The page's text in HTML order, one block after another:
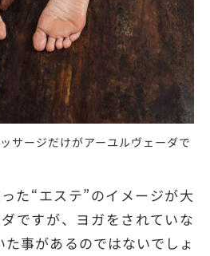
サージだけがアーユルヴェーダで
た“エステ”のイメージが大
ですが、ヨガをされていな
事があるのではないでしょ